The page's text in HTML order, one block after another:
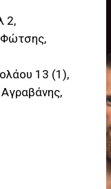
2,
Φώτσης,
13 (1),